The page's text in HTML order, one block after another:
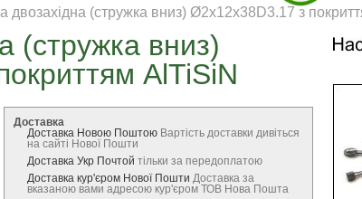
двозахідна (стружка вниз) Ø2x12x38D3.17 з
(стружка вниз)
AlTiSiN
Доставка
Доставка Новою Поштою Вартість доставки дивіться
на сайті Нової Пошти
Доставка Укр Почтой тільки за передоплатою
Доставка кур'єром Нової Пошти Доставка за
вказаною вами адресою кур'єром ТОВ Нова Пошта